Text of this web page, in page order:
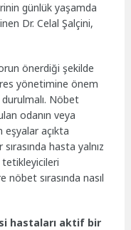
günlük yaşamda
Dr. Celal Şalçini,
önerdiği şekilde
yönetimine önem
Nöbet
odanın veya
eşyalar açıkta
hasta yalnız
tetikleyicileri
nöbet sırasında nasıl
hastaları aktif bir